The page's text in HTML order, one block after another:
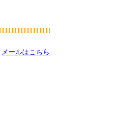
メールはこちら